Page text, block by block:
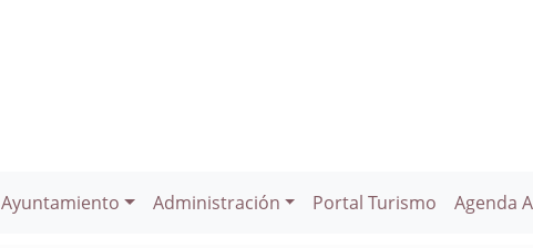
Ayuntamiento Administración Portal Turismo Agenda